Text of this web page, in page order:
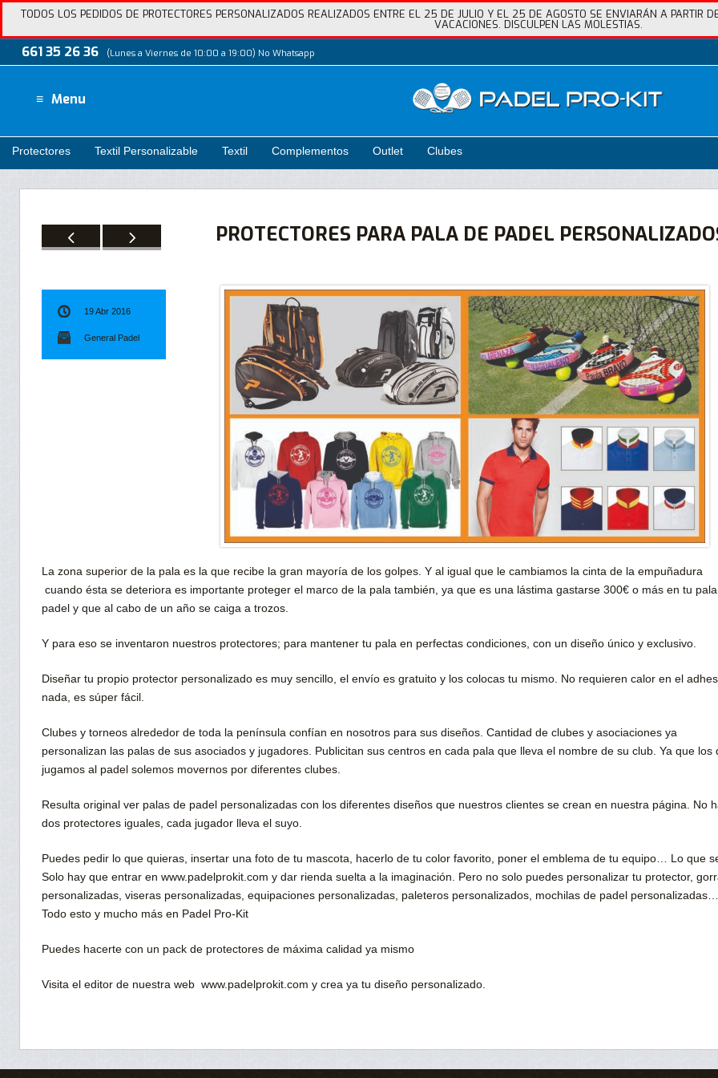
TODOS LOS PEDIDOS DE PROTECTORES PERSONALIZADOS REALIZADOS ENTRE EL 25 DE JULIO Y EL 25 DE AGOSTO SE ENVIARÁN A PARTIR
VACACIONES. DISCULPEN LAS MOLESTIAS.
661 35 26 36 (Lunes a Viernes de 10:00 a 19:00) No Whatsapp
Menu
Protectores Textil Personalizable Textil Complementos Outlet Clubes
PROTECTORES PARA PALA DE PADEL
19 Abr 2016
General Padel
La zona superior de la pala es la que recibe la gran mayoría de los golpes. Y al igual que le cambiamos la cinta de la empuñadura
cuando ésta se deteriora es importante proteger el marco de la pala también, ya que es una lástima gastarse 300€ o más en tu
padel y que al cabo de un año se caiga a trozos.
Y para eso se inventaron nuestros protectores; para mantener tu pala en perfectas condiciones, con un diseño único y exclusivo.
Diseñar tu propio protector personalizado es muy sencillo, el envío es gratuito y los colocas tu mismo. No requieren calor en el
nada, es súper fácil.
Clubes y torneos alrededor de toda la península confían en nosotros para sus diseños. Cantidad de clubes y asociaciones ya
personalizan las palas de sus asociados y jugadores. Publicitan sus centros en cada pala que lleva el nombre de su club. Ya que los
jugamos al padel solemos movernos por diferentes clubes.
Resulta original ver palas de padel personalizadas con los diferentes diseños que nuestros clientes se crean en nuestra página. No
dos protectores iguales, cada jugador lleva el suyo.
Puedes pedir lo que quieras, insertar una foto de tu mascota, hacerlo de tu color favorito, poner el emblema de tu equipo… Lo que
Solo hay que entrar en www.padelprokit.com y dar rienda suelta a la imaginación. Pero no solo puedes personalizar tu protector,
personalizadas, viseras personalizadas, equipaciones personalizadas, paleteros personalizados, mochilas de padel personalizadas…
Todo esto y mucho más en Padel Pro-Kit
Puedes hacerte con un pack de protectores de máxima calidad ya mismo
Visita el editor de nuestra web www.padelprokit.com y crea ya tu diseño personalizado.